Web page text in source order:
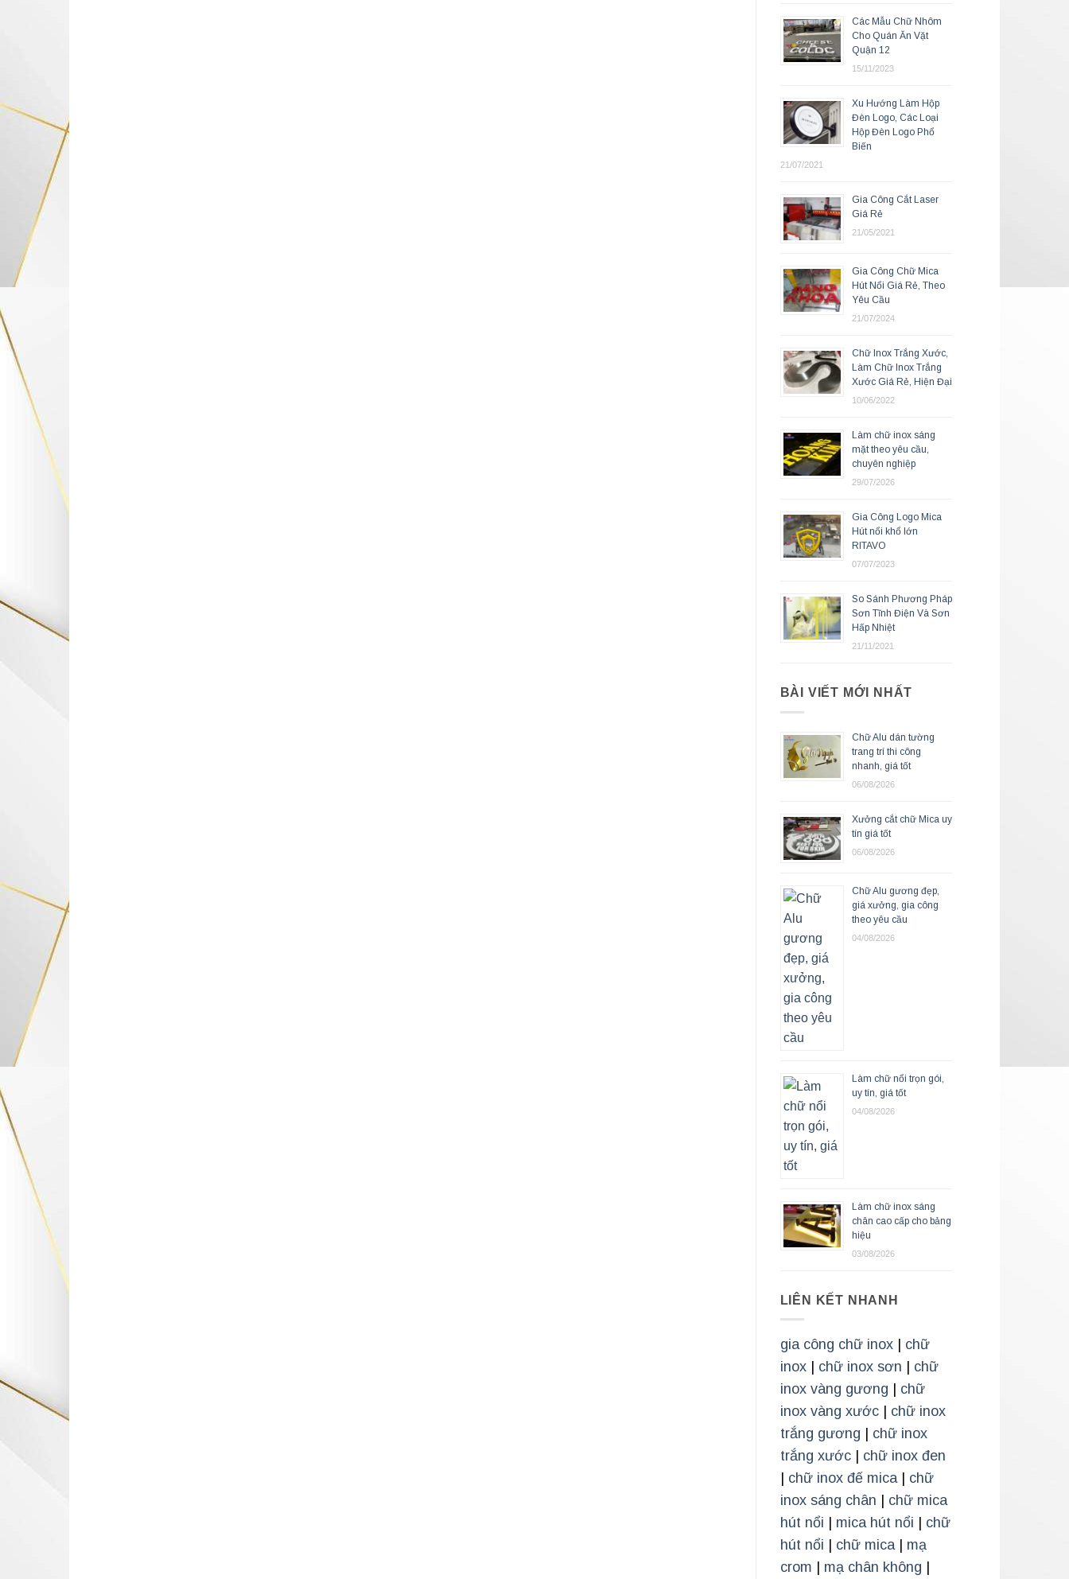
Các Mẫu Chữ Nhôm
Cho Quán Ăn Vặt
Quận 12
15/11/2023
Xu Hướng Làm Hộp
Đèn Logo, Các Loại
Hộp Đèn Logo Phổ
Biến
21/07/2021
Gia Công Cắt Laser
Giá Rẻ
21/05/2021
Gia Công Chữ Mica
Hút Nổi Giá Rẻ, Theo
Yêu Cầu
21/07/2024
Chữ Inox Trắng Xước,
Làm Chữ Inox Trắng
Xước Giá Rẻ, Hiện Đại
10/06/2022
Làm chữ inox sáng
mặt theo yêu cầu,
chuyên nghiệp
29/07/2026
Gia Công Logo Mica
Hút nổi khổ lớn
RITAVO
07/07/2023
So Sánh Phương Pháp
Sơn Tĩnh Điện Và Sơn
Hấp Nhiệt
21/11/2021
BÀI VIẾT MỚI NHẤT
Chữ Alu dán tường
trang trí thi công
nhanh, giá tốt
06/08/2026
Xưởng cắt chữ Mica uy
tín giá tốt
06/08/2026
Chữ Alu gương đẹp,
giá xưởng, gia công
theo yêu cầu
04/08/2026
Làm chữ nổi trọn gói,
uy tín, giá tốt
04/08/2026
Làm chữ inox sáng
chân cao cấp cho bảng
hiệu
03/08/2026
LIÊN KẾT NHANH
gia công chữ inox| chữ
inox| chữ inox sơn
chữ
inox vàng gương
chữ
inox vàng xước| chữ inox
trắng gương
chữ inox
trắng xước| chữ inox đen
chữ inox đế mica| chữ
inox sáng chân
chữ mica
hút nổi
mica hút nổi
chữ
hút nổi
chữ mica| mạ
crom
mạ chân không